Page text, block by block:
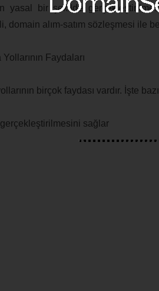
yasal bir şekilde
domain alım-satım sözleşmesi ile
Faydaları
birçok faydası vardır. İşte
sağlar